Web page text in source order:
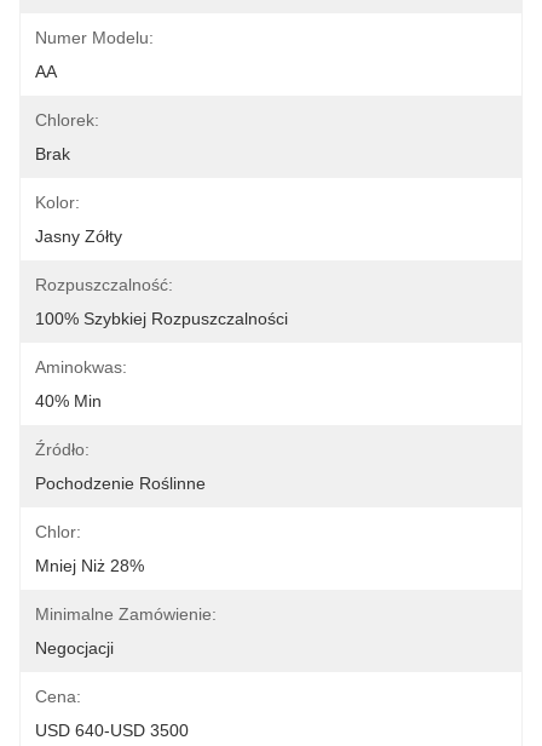
Numer Modelu:
AA
Chlorek:
Brak
Kolor:
Jasny Zółty
Rozpuszczalność:
100% Szybkiej Rozpuszczalności
Aminokwas:
40% Min
Źródło:
Pochodzenie Roślinne
Chlor:
Mniej Niż 28%
Minimalne Zamówienie:
Negocjacji
Cena:
USD 640-USD 3500